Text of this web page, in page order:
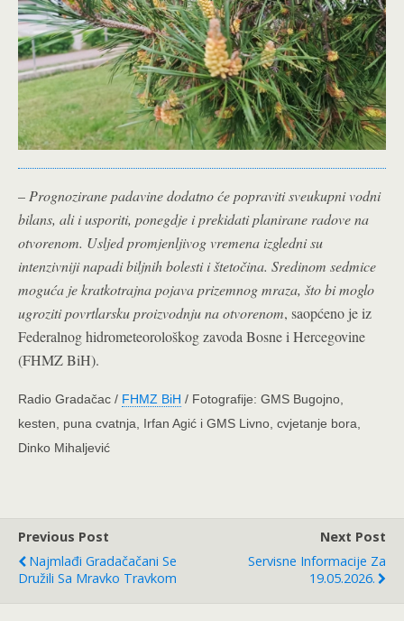
– Prognozirane padavine dodatno će popraviti sveukupni vodni
bilans, ali i usporiti, ponegdje i prekidati planirane radove na
otvorenom. Usljed promjenljivog vremena izgledni su
intenzivniji napadi biljnih bolesti i štetočina. Sredinom sedmice
moguća je kratkotrajna pojava prizemnog mraza, što bi moglo
ugroziti povrtlarsku proizvodnju na otvorenom, saopćeno je iz
Federalnog hidrometeorološkog zavoda Bosne i Hercegovine
(FHMZ BiH).
Radio Gradačac / FHMZ BiH / Fotografije: GMS Bugojno,
kesten, puna cvatnja, Irfan Agić i GMS Livno, cvjetanje bora,
Dinko Mihaljević
Previous Post
Najmlađi Gradačačani Se
Družili Sa Mravko Travkom
Next Post
Servisne Informacije Za
19.05.2026.